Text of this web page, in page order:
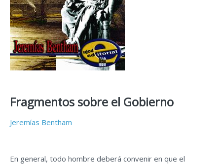
Fragmentos sobre el Gobierno
Jeremías Bentham
En general, todo hombre deberá convenir en que el